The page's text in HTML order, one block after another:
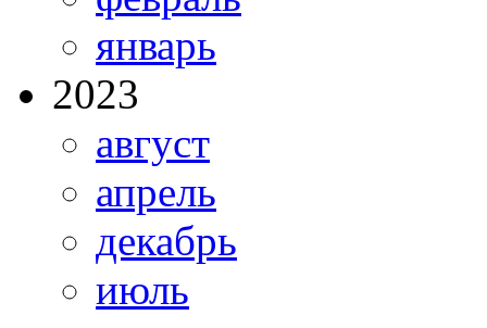
январь
2023
август
апрель
декабрь
июль